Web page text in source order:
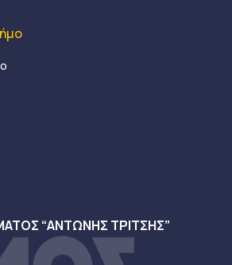
“ΑΝΤΩΝΗΣ ΤΡΙΤΣΗΣ”